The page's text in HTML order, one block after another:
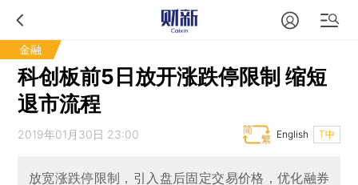
金融
科创板前5日放开涨跌停限制 缩短
退市流程
2019年01月30日 23:00 T中
English
放宽涨跌停限制，引入盘后固定交易价格，优化融券